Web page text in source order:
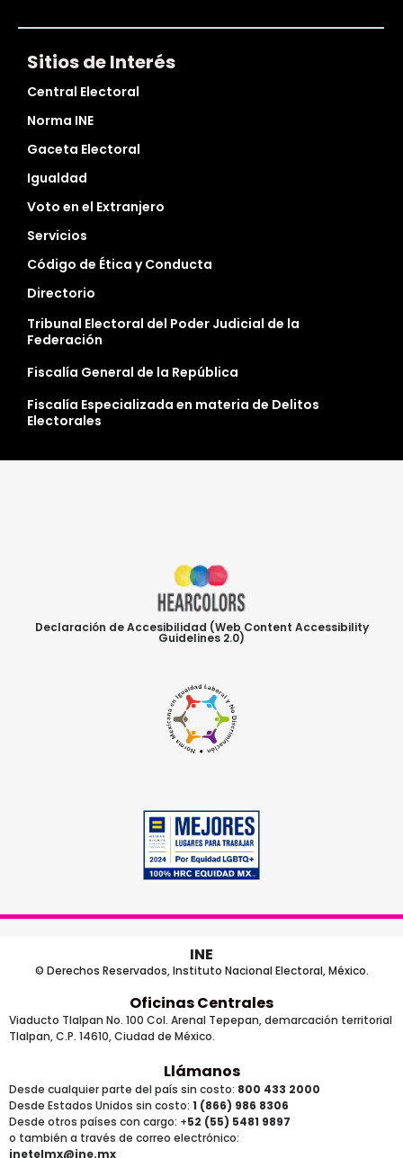
Sitios de Interés
Central Electoral
Norma INE
Gaceta Electoral
Igualdad
Voto en el Extranjero
Servicios
Código de Ética y Conducta
Directorio
Tribunal Electoral del Poder Judicial de la
Federación
Fiscalía General de la República
Fiscalía Especializada en materia de Delitos
Electorales
Declaración de Accesibilidad (Web Content Accessibility
Guidelines 2.0)
INE
© Derechos Reservados, Instituto Nacional Electoral, México.
Oficinas Centrales
Viaducto Tlalpan No. 100 Col. Arenal Tepepan, demarcación territorial
Tlalpan, C.P. 14610, Ciudad de México.
Llámanos
Desde cualquier parte del país sin costo: 800 433 2000
Desde Estados Unidos sin costo: 1 (866) 986 8306
Desde otros países con cargo: +52 (55) 5481 9897
o también a través de correo electrónico:
inetelmx@ine.mx